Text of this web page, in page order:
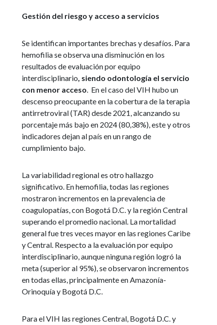
Gestión del riesgo y acceso a servicios
Se identifican importantes brechas y desafíos. Para
hemofilia se observa una disminución en los
resultados de evaluación por equipo
interdisciplinario, siendo odontología el servicio
con menor acceso. En el caso del VIH hubo un
descenso preocupante en la cobertura de la terapia
antirretroviral (TAR) desde 2021, alcanzando su
porcentaje más bajo en 2024 (80,38%), este y otros
indicadores dejan al país en un rango de
cumplimiento bajo.
La variabilidad regional es otro hallazgo
significativo. En hemofilia, todas las regiones
mostraron incrementos en la prevalencia de
coagulopatías, con Bogotá D.C. y la región Central
superando el promedio nacional. La mortalidad
general fue tres veces mayor en las regiones Caribe
y Central. Respecto a la evaluación por equipo
interdisciplinario, aunque ninguna región logró la
meta (superior al 95%), se observaron incrementos
en todas ellas, principalmente en Amazonía-
Orinoquía y Bogotá D.C.
Para el VIH las regiones Central, Bogotá D.C. y